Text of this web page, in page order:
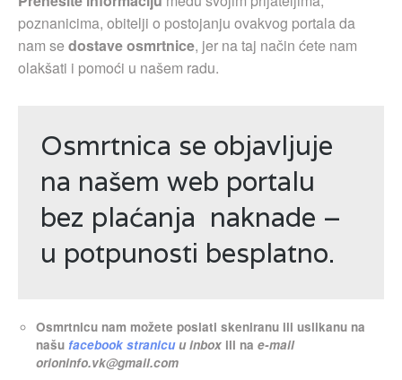
poznanicima, obitelji o postojanju ovakvog portala da
nam sedostave osmrtnice, jer na taj način ćete nam
olakšati i pomoći u našem radu.
Osmrtnica se objavljuje
na našem web portalu
bez plaćanja naknade –
u potpunosti besplatno.
Osmrtnicu nam možete poslati skeniranu ili uslikanu na
našufacebook stranicuu inbox ili nae-mail
orioninfo.vk@gmail.com